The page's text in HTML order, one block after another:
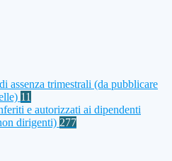
assenza trimestrali (da pubblicare
11
e autorizzati ai dipendenti
dirigenti) 277